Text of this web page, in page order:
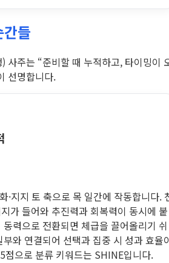
들
사주는 “준비할 때 누적하고, 타이밍이
선명합니다.
·지지 토 축으로 목 일간에 작동합니다.
가 들어와 추진력과 회복력이 동시에 붙
력으로 전환되면 체급을 끌어올리기 쉬
와 연결되어 선택과 집중 시 성과 효율
점으로 분류 키워드는 SHINE입니다.